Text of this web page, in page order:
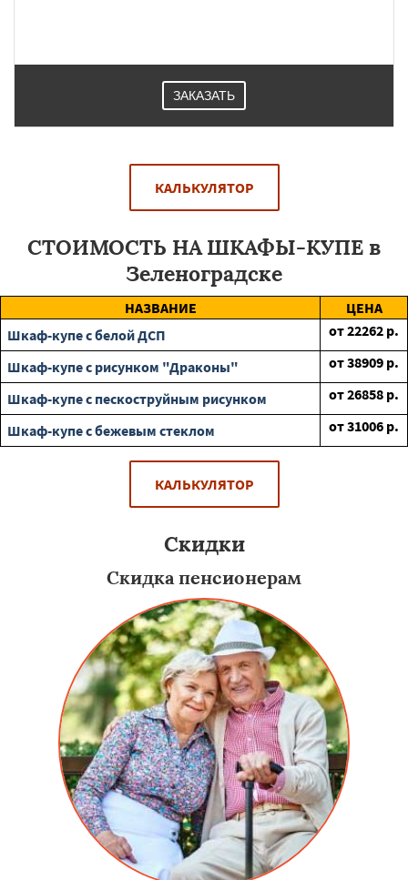
ЗАКАЗАТЬ
КАЛЬКУЛЯТОР
СТОИМОСТЬ НА ШКАФЫ-КУПЕ в
Зеленоградске
НАЗВАНИЕ
ЦЕНА
Шкаф-купе с белой ДСП
от22262 р.
Шкаф-купе с рисунком "Драконы"
от38909 р.
Шкаф-купе с пескоструйным рисунком
от26858 р.
Шкаф-купе с бежевым стеклом
от31006 р.
КАЛЬКУЛЯТОР
Скидки
Скидка пенсионерам